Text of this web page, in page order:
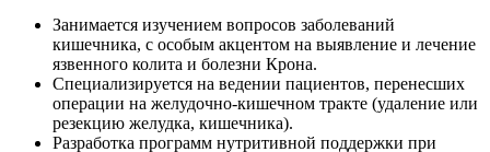
Занимается изучением вопросов заболеваний
кишечника, с особым акцентом на выявление и лечение
язвенного колита и болезни Крона.
Специализируется на ведении пациентов, перенесших
операции на желудочно-кишечном тракте (удаление или
резекцию желудка, кишечника).
Разработка программ нутритивной поддержки при